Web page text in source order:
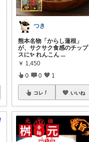
つき
熊本名物「からし蓮根」
が、サクサク食感のチップ
スに✨ れんこん ...
￥ 1,450
0 0 1
コレ いいね